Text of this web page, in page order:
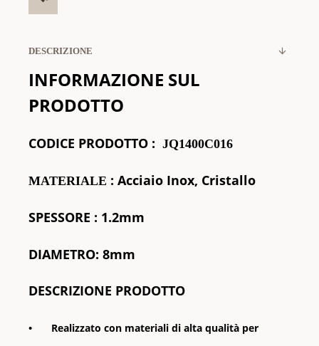
DESCRIZIONE
INFORMAZIONE SUL
PRODOTTO
CODICE PRODOTTO : JQ1400C016
MATERIALE : Acciaio Inox, Cristallo
SPESSORE : 1.2mm
DIAMETRO: 8mm
DESCRIZIONE PRODOTTO
•
Realizzato con materiali di alta qualità per